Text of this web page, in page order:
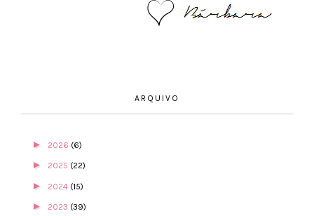
ARQUIVO
► 2026 (6)
► 2025 (22)
► 2024 (15)
► 2023 (39)